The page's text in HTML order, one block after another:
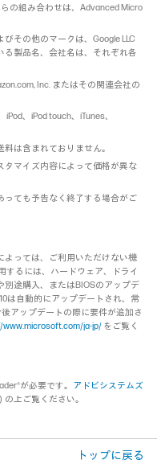
の組み合わせは、Advanced Micro
その他のマークは、Google LLC
る製品名、会社名は、それぞれ各
Inc. またはその関連会社の
、iPod touch、iTunes、
は含まれておりません。
マイズ内容によって価格が異な
ても予告なく終了する場合がご
っては、ご利用いただけない機
するには、ハードウェア、ドライ
途購入、またはBIOSのアップデ
は自動的にアップデートされ、常
アップデートの際に要件が追加さ
www.microsoft.com/ja-jp/ をご覧く
が必要です。 アドビシステムズ
上ご覧ください。
トップに戻る